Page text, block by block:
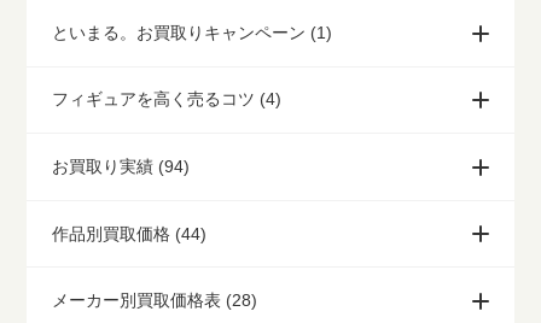
といまる。お買取りキャンペーン (1)
フィギュアを高く売るコツ (4)
お買取り実績 (94)
作品別買取価格 (44)
メーカー別買取価格表 (28)